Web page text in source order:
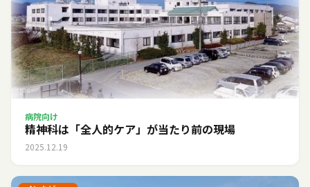
病院向け
精神科は「全人的ケア」が当たり前の現場
2025.12.19